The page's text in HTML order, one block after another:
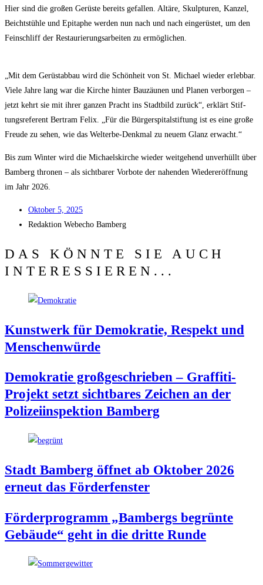
Hier sind die gro­ßen Gerüs­te bereits gefal­len. Altä­re, Skulp­tu­ren, Kan­zel,
Beicht­stüh­le und Epi­ta­phe wer­den nun nach und nach ein­ge­rüs­tet, um den
Fein­schliff der Restau­rie­rungs­ar­bei­ten zu ermöglichen.
„Mit dem Gerüst­ab­bau wird die Schön­heit von St. Micha­el wie­der erleb­bar.
Vie­le Jah­re lang war die Kir­che hin­ter Bau­zäu­nen und Pla­nen ver­bor­gen –
jetzt kehrt sie mit ihrer gan­zen Pracht ins Stadt­bild zurück“, erklärt Stif­
tungs­re­fe­rent Bert­ram Felix. „Für die Bür­ger­spi­tal­stif­tung ist es eine gro­ße
Freu­de zu sehen, wie das Welt­erbe-Denk­mal zu neu­em Glanz erwacht.“
Bis zum Win­ter wird die Micha­els­kir­che wie­der weit­ge­hend unver­hüllt über
Bam­berg thro­nen – als sicht­ba­rer Vor­bo­te der nahen­den Wie­der­eröff­nung
im Jahr 2026.
Okto­ber 5, 2025
Redak­ti­on Web­echo Bamberg
DAS KÖNNTE SIE AUCH
INTERESSIEREN...
Kunst­werk für Demo­kra­tie, Respekt und
Menschenwürde
Demo­kra­tie groß­ge­schrie­ben – Graf­fi­ti-
Pro­jekt setzt sicht­ba­res Zei­chen an der
Poli­zei­in­spek­ti­on Bamberg
Stadt Bam­berg öff­net ab Okto­ber 2026
erneut das Förderfenster
För­der­pro­gramm „Bam­bergs begrün­te
Gebäu­de“ geht in die drit­te Runde